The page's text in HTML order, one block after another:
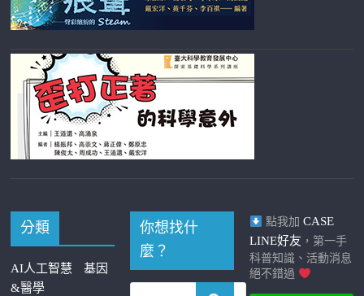
分類
AI人工智慧
基因
&醫學
你想找什
麼？
點我加 CASE
LINE好友 ，第一手
科普知識、活動消息
絕不錯過